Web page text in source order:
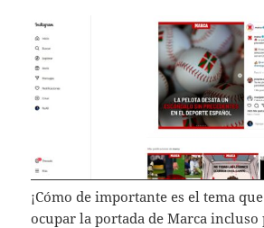
¡Cómo de importante es el tema
ocupar la portada de Marca incluso